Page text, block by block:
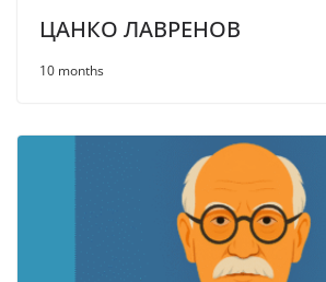
ЦАНКО ЛАВРЕНОВ
10 months